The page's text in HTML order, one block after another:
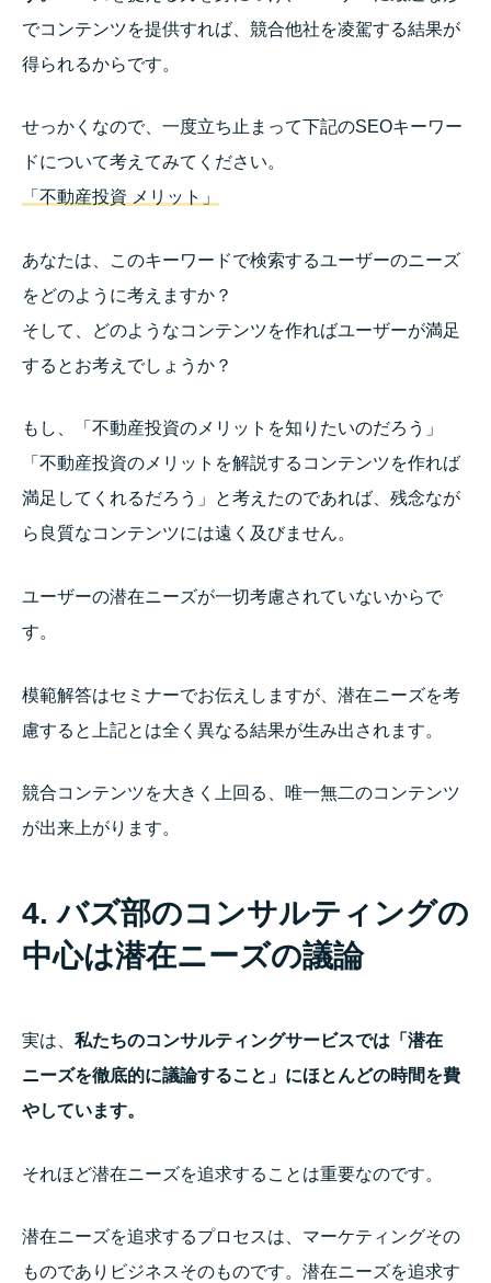
でコンテンツを提供すれば、競合他社を凌駕する結果が
得られるからです。
せっかくなので、一度立ち止まって下記のSEOキーワー
ドについて考えてみてください。
「不動産投資 メリット」
あなたは、このキーワードで検索するユーザーのニーズ
をどのように考えますか？
そして、どのようなコンテンツを作ればユーザーが満足
するとお考えでしょうか？
もし、「不動産投資のメリットを知りたいのだろう」
「不動産投資のメリットを解説するコンテンツを作れば
満足してくれるだろう」と考えたのであれば、残念なが
ら良質なコンテンツには遠く及びません。
ユーザーの潜在ニーズが一切考慮されていないからで
す。
模範解答はセミナーでお伝えしますが、潜在ニーズを考
慮すると上記とは全く異なる結果が生み出されます。
競合コンテンツを大きく上回る、唯一無二のコンテンツ
が出来上がります。
4. バズ部のコンサルティングの
中心は潜在ニーズの議論
実は、 私たちのコンサルティングサービスでは「潜在
ニーズを徹底的に議論すること」にほとんどの時間を費
やしています。
それほど潜在ニーズを追求することは重要なのです。
潜在ニーズを追求するプロセスは、マーケティングその
ものでありビジネスそのものです。潜在ニーズを追求す